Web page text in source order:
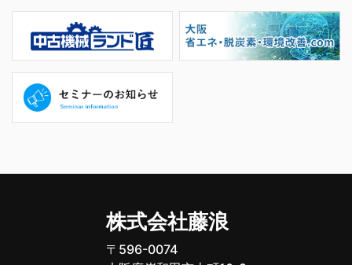
株式会社藤浪
〒596-0074